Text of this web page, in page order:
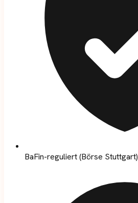
BaFin-reguliert (Börse Stuttgart)